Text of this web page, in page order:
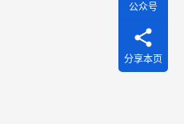
公众号
分享本页